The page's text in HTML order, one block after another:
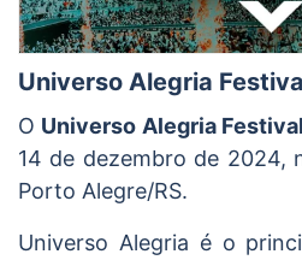
Universo Alegria
O Universo Alegria Festival
14 de dezembro de 2024,
Porto Alegre/RS.
Universo Alegria é o